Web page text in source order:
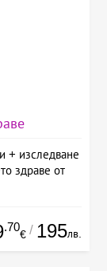
+ изследване
здраве от
.70
€ / 195лв.